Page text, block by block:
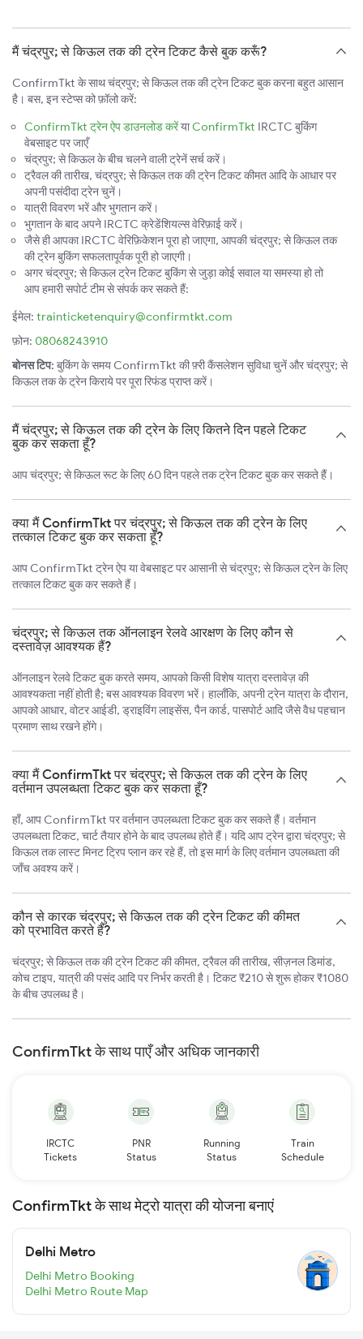
मैं चंद्रपुर; से किऊल तक की ट्रेन टिकट कैसे बुक करूँ?
ConfirmTkt के साथ चंद्रपुर; से किऊल तक की ट्रेन टिकट बुक करना बहुत आसान
है। बस, इन स्टेप्स को फ़ॉलो करें:
ConfirmTkt ट्रेन ऐप डाउनलोड करेंयाConfirmTkt IRCTC बुकिंग
वेबसाइट पर जाएँ
चंद्रपुर; से किऊल के बीच चलने वाली ट्रेनें सर्च करें।
ट्रैवल की तारीख, चंद्रपुर; से किऊल तक की ट्रेन टिकट कीमत आदि के आधार पर
अपनी पसंदीदा ट्रेन चुनें।
यात्री विवरण भरें और भुगतान करें।
भुगतान के बाद अपने IRCTC क्रेडेंशियल्स वेरिफ़ाई करें।
जैसे ही आपका IRCTC वेरिफ़िकेशन पूरा हो जाएगा, आपकी चंद्रपुर; से किऊल तक
की ट्रेन बुकिंग सफलतापूर्वक पूरी हो जाएगी।
अगर चंद्रपुर; से किऊल ट्रेन टिकट बुकिंग से जुड़ा कोई सवाल या समस्या हो तो
आप हमारी सपोर्ट टीम से संपर्क कर सकते हैं:
ईमेल: trainticketenquiry@confirmtkt.com
फ़ोन: 08068243910
बोनस टिप: बुकिंग के समय ConfirmTkt की फ़्री कैंसलेशन सुविधा चुनें और चंद्रपुर; से
किऊल तक के ट्रेन किराये पर पूरा रिफंड प्राप्त करें।
मैं चंद्रपुर; से किऊल तक की ट्रेन के लिए कितने दिन पहले टिकट
बुक कर सकता हूँ?
आप चंद्रपुर; से किऊल रूट के लिए 60 दिन पहले तक ट्रेन टिकट बुक कर सकते हैं।
क्या मैं ConfirmTkt पर चंद्रपुर; से किऊल तक की ट्रेन के लिए
तत्काल टिकट बुक कर सकता हूँ?
आप ConfirmTkt ट्रेन ऐप या वेबसाइट पर आसानी से चंद्रपुर; से किऊल ट्रेन के लिए
तत्काल टिकट बुक कर सकते हैं।
चंद्रपुर; से किऊल तक ऑनलाइन रेलवे आरक्षण के लिए कौन से
दस्तावेज़ आवश्यक हैं?
ऑनलाइन रेलवे टिकट बुक करते समय, आपको किसी विशेष यात्रा दस्तावेज़ की
आवश्यकता नहीं होती है; बस आवश्यक विवरण भरें। हालाँकि, अपनी ट्रेन यात्रा के दौरान,
आपको आधार, वोटर आईडी, ड्राइविंग लाइसेंस, पैन कार्ड, पासपोर्ट आदि जैसे वैध पहचान
प्रमाण साथ रखने होंगे।
क्या मैं ConfirmTkt पर चंद्रपुर; से किऊल तक की ट्रेन के लिए
वर्तमान उपलब्धता टिकट बुक कर सकता हूँ?
हाँ, आप ConfirmTkt पर वर्तमान उपलब्धता टिकट बुक कर सकते हैं। वर्तमान
उपलब्धता टिकट, चार्ट तैयार होने के बाद उपलब्ध होते हैं। यदि आप ट्रेन द्वारा चंद्रपुर; से
किऊल तक लास्ट मिनट ट्रिप प्लान कर रहे हैं, तो इस मार्ग के लिए वर्तमान उपलब्धता की
जाँच अवश्य करें।
कौन से कारक चंद्रपुर; से किऊल तक की ट्रेन टिकट की कीमत
को प्रभावित करते हैं?
चंद्रपुर; से किऊल तक की ट्रेन टिकट की कीमत, ट्रैवल की तारीख, सीज़नल डिमांड,
कोच टाइप, यात्री की पसंद आदि पर निर्भर करती है। टिकट ₹210 से शुरू होकर ₹1080
के बीच उपलब्ध है।
ConfirmTkt के साथ पाएँ और अधिक जानकारी
IRCTC
Tickets
PNR
Status
Running
Status
Train
Schedule
ConfirmTkt के साथ मेट्रो यात्रा की योजना बनाएं
Delhi Metro
Delhi Metro Booking
Delhi Metro Route Map